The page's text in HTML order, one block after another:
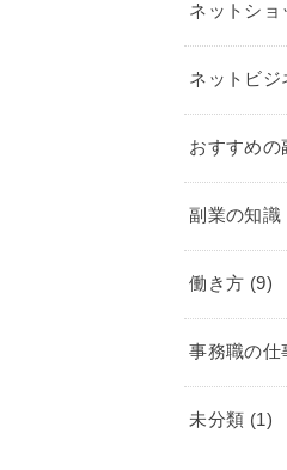
ネットショ
ネットビジ
おすすめの
副業の知識
働き方 (9)
事務職の仕
未分類 (1)